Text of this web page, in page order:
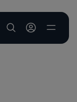
User account